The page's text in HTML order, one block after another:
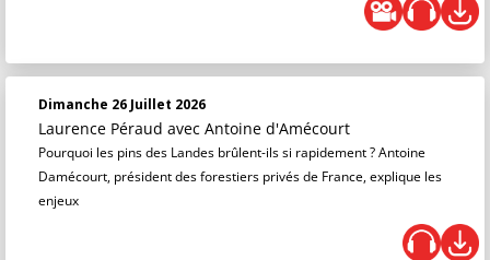
Dimanche 26 Juillet 2026
Laurence Péraud avec Antoine d'Amécourt
Pourquoi les pins des Landes brûlent-ils si rapidement ? Antoine
Damécourt, président des forestiers privés de France, explique les
enjeux